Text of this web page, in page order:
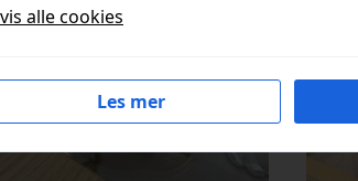
alle cookies
Les mer